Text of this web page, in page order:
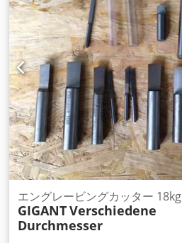
エングレービングカッター 18kg
GIGANTVerschiedene
Durchmesser